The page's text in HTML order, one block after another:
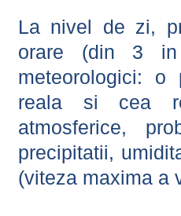
La nivel de zi,
orare (din 3 in
meteorologici: o
reala si cea
atmosferice,
precipitatii,
(viteza maxima a